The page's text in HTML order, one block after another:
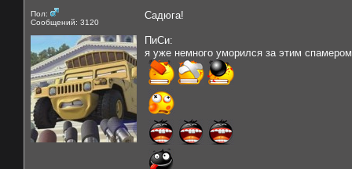
Пол:
Сообщений: 3120
Садюга!
ПиСи:
я уже немного уморился за этим спамером